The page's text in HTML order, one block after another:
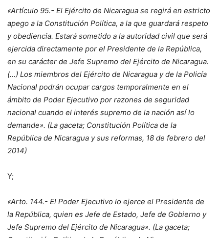
«Artículo 95.- El Ejército de Nicaragua se regirá en estricto
apego a la Constitución Política, a la que guardará respeto
y obediencia. Estará sometido a la autoridad civil que será
ejercida directamente por el Presidente de la República,
en su carácter de Jefe Supremo del Ejército de Nicaragua.
(…) Los miembros del Ejército de Nicaragua y de la Policía
Nacional podrán ocupar cargos temporalmente en el
ámbito de Poder Ejecutivo por razones de seguridad
nacional cuando el interés supremo de la nación así lo
demande». (La gaceta; Constitución Política de la
República de Nicaragua y sus reformas, 18 de febrero del
2014)
Y;
«Arto. 144.- El Poder Ejecutivo lo ejerce el Presidente de
la República, quien es Jefe de Estado, Jefe de Gobierno y
Jefe Supremo del Ejército de Nicaragua». (La gaceta;